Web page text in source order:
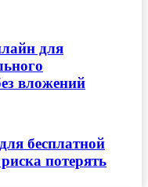
для
вложений
бесплатной
потерять